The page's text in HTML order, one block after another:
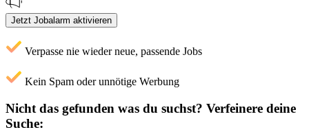
Jetzt Jobalarm aktivieren
Verpasse nie wieder neue, passende Jobs
Kein Spam oder unnötige Werbung
Nicht das gefunden was du suchst? Verfeinere deine
Suche: